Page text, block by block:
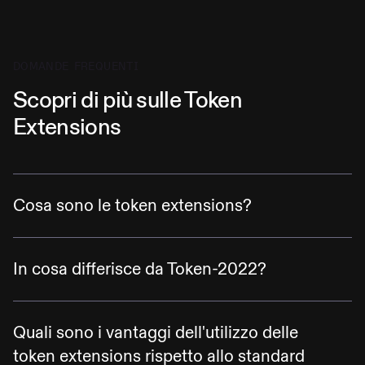
Scopri di più sulle Token
Extensions
Cosa sono le token extensions?
Le Token Extensions sono nuove funzionalità
a livello di token program, abilitate dal nuovo
disponibile sulla blockchain Solana. Le Token
Extensions abilitano la prossima
generazione di funzionalità per asset digitali
In cosa differisce da Token-2022?
Token-2022 è il nome tecnico e il repository
GitHub del nuovo SPL token program,
rilasciato da Solana Labs. Le
Token
Quali sono i vantaggi dell'utilizzo delle
token extensions rispetto allo standard